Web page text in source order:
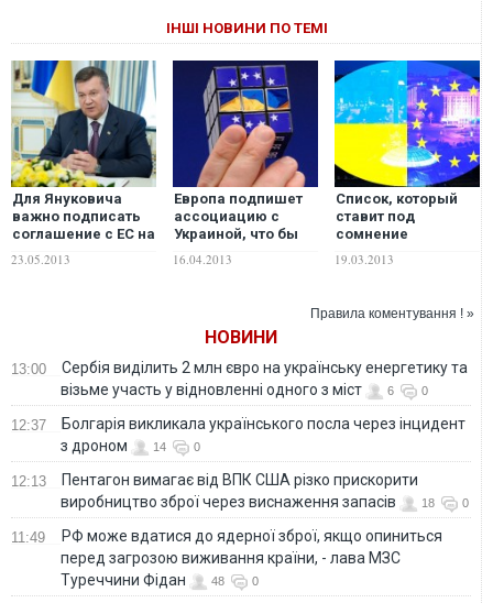
ІНШІ НОВИНИ ПО ТЕМІ
Для Януковича
важно подписать
соглашение с ЕС на
Портников
23.05.2013
Европа подпишет
ассоциацию с
Украиной, что бы
вытворял —
16.04.2013
Список, который
ставит под
сомнение
соглашения
пунктом
19.03.2013
Правила коментування ! »
НОВИНИ
13:00
Сербія виділить 2 млн євро на українську енергетику та
візьме участь у відновленні одного з міст
6 0
12:37
Болгарія викликала українського посла через інцидент
з дроном
14 0
12:13
Пентагон вимагає від ВПК США різко прискорити
виробництво зброї через виснаження запасів
18 0
11:49
РФ може вдатися до ядерної зброї, якщо опиниться
перед загрозою виживання країни, - лава МЗС
Туреччини Фідан
48 0